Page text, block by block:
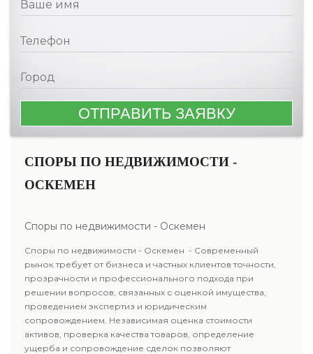
СПОРЫ ПО НЕДВИЖИМОСТИ -
ОСКЕМЕН
Споры по недвижимости - Оскемен
Споры по недвижимости - Оскемен - Современный
рынок требует от бизнеса и частных клиентов точности,
прозрачности и профессионального подхода при
решении вопросов, связанных с оценкой имущества,
проведением экспертиз и юридическим
сопровождением. Независимая оценка стоимости
активов, проверка качества товаров, определение
ущерба и сопровождение сделок позволяют